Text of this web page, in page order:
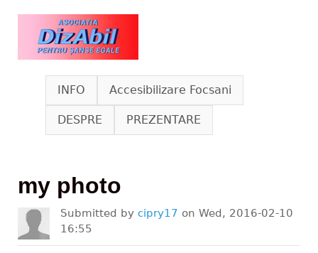
Skip to main content
www.dizabil.eu
INFO Accesibilizare Focsani
DESPRE PREZENTARE
my photo
Submitted by cipry17 on Wed, 2016-02-10
16:55